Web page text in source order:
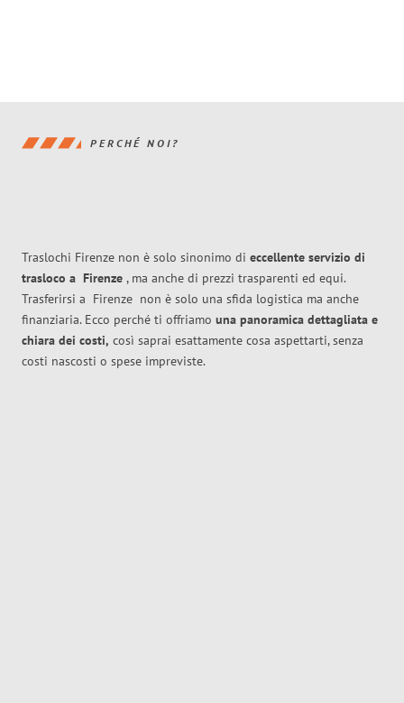
PERCHÉ NOI?
Traslochi Firenze non è solo sinonimo di eccellente servizio di
trasloco a Firenze , ma anche di prezzi trasparenti ed equi.
Trasferirsi a Firenze non è solo una sfida logistica ma anche
finanziaria. Ecco perché ti offriamo una panoramica dettagliata e
chiara dei costi, così saprai esattamente cosa aspettarti, senza
costi nascosti o spese impreviste.